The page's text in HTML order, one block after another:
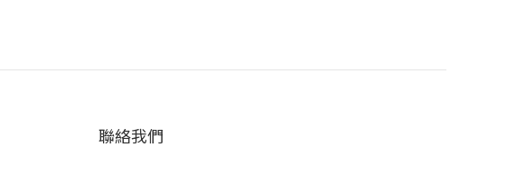
聯絡我們